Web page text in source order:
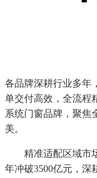
各品牌深耕行业多年
单交付高效，全流程
系统门窗品牌，聚焦
美。
精准适配区域市场
年冲破3500亿元，深